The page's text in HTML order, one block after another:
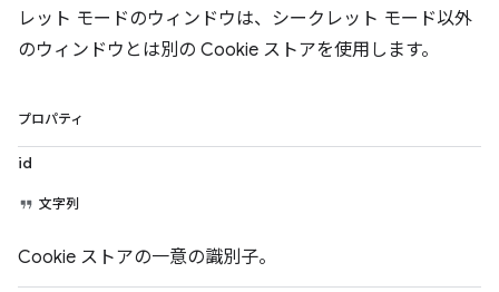
レット モードのウィンドウは、シークレット モード以外
のウィンドウとは別の Cookie ストアを使用します。
プロパティ
id
文字列
Cookie ストアの一意の識別子。